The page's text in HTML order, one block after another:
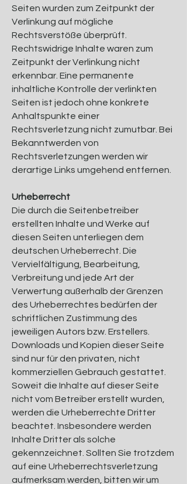
Seiten wurden zum Zeitpunkt der
Verlinkung auf mögliche
Rechtsverstöße überprüft.
Rechtswidrige Inhalte waren zum
Zeitpunkt der Verlinkung nicht
erkennbar. Eine permanente
inhaltliche Kontrolle der verlinkten
Seiten ist jedoch ohne konkrete
Anhaltspunkte einer
Rechtsverletzung nicht zumutbar. Bei
Bekanntwerden von
Rechtsverletzungen werden wir
derartige Links umgehend entfernen.
Urheberrecht
Die durch die Seitenbetreiber
erstellten Inhalte und Werke auf
diesen Seiten unterliegen dem
deutschen Urheberrecht. Die
Vervielfältigung, Bearbeitung,
Verbreitung und jede Art der
Verwertung außerhalb der Grenzen
des Urheberrechtes bedürfen der
schriftlichen Zustimmung des
jeweiligen Autors bzw. Erstellers.
Downloads und Kopien dieser Seite
sind nur für den privaten, nicht
kommerziellen Gebrauch gestattet.
Soweit die Inhalte auf dieser Seite
nicht vom Betreiber erstellt wurden,
werden die Urheberrechte Dritter
beachtet. Insbesondere werden
Inhalte Dritter als solche
gekennzeichnet. Sollten Sie trotzdem
auf eine Urheberrechtsverletzung
aufmerksam werden, bitten wir um